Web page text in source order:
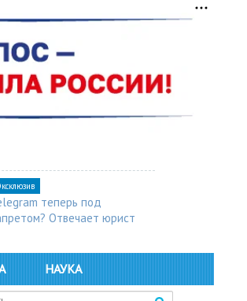
теперь под
Отвечает юрист
НАУКА